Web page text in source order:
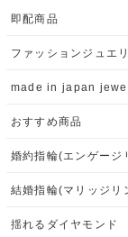
即配商品
ファッションジュエ
made in japan
おすすめ商品
婚約指輪(エンゲージ
結婚指輪(マリッジリ
揺れるダイヤモンド